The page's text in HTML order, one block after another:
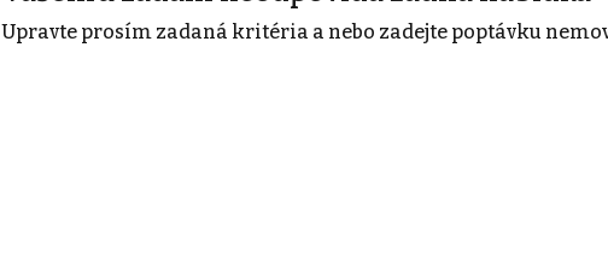
Upravte prosím zadaná kritéria a nebo zadejte poptávku